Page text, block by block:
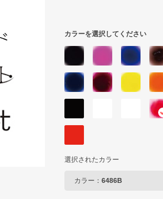
カラーを選択してください
選択されたカラー
カラー： 6486B